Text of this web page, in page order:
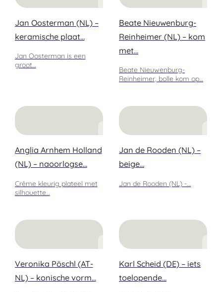
Jan Oosterman (NL) –
keramische plaat…
Jan Oosterman is een
groot…
Beate Nieuwenburg-
Reinheimer (NL) – kom
met…
Beate Nieuwenburg-
Reinheimer, bolle kom op…
Anglia Arnhem Holland
(NL) – naoorlogse…
Crême kleurig plateel met
silhouette…
Jan de Rooden (NL) –
beige…
Jan de Rooden (NL) -…
Veronika Pöschl (AT-
NL) – konische vorm…
Karl Scheid (DE) – iets
toelopende…